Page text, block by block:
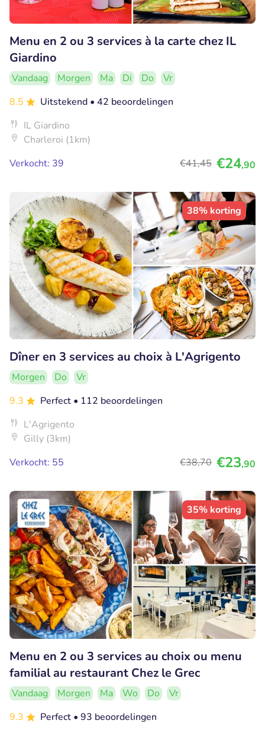
Menu en 2 ou 3 services à la carte chez IL
Giardino
Vandaag Morgen Ma Di Do
Vr
8.5
Uitstekend • 42 beoordelingen
IL Giardino
Charleroi (1km)
Verkocht: 39
€41,45 €24,90
38% korting
Dîner en 3 services au choix à L'Agrigento
Morgen Do
Vr
9.3
Perfect • 112 beoordelingen
L'Agrigento
Gilly (3km)
Verkocht: 55
€38,70 €23,90
35% korting
Menu en 2 ou 3 services au choix ou menu
familial au restaurant Chez le Grec
Vandaag Morgen Ma Wo Do
Vr
9.3
Perfect • 93 beoordelingen